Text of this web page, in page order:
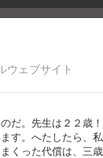
ウェブサイト
だ。先生は２２歳
す。へたしたら、
くった代償は、三